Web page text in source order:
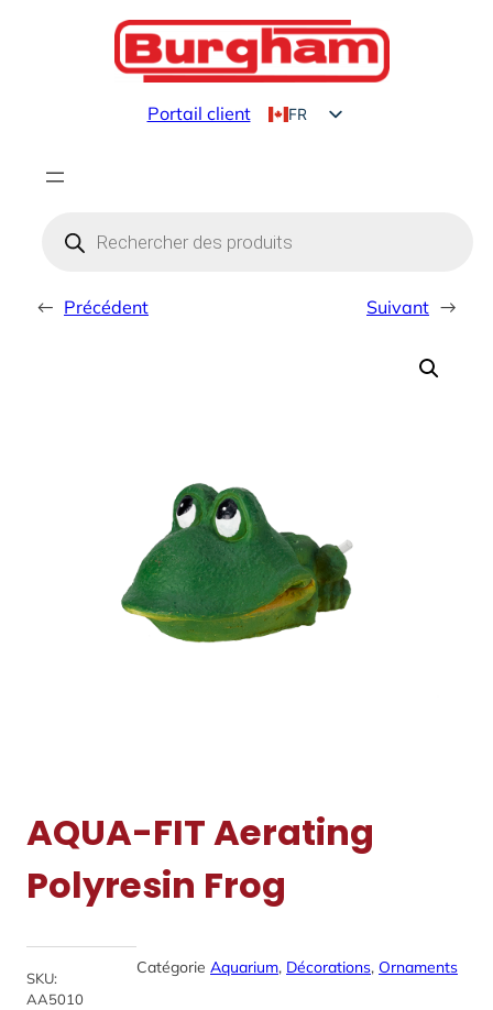
Portail client
FR
search
← Précédent Suivant →
AQUA-FIT Aerating
Polyresin Frog
SKU:
AA5010
Catégorie Aquarium, Décorations, Ornaments